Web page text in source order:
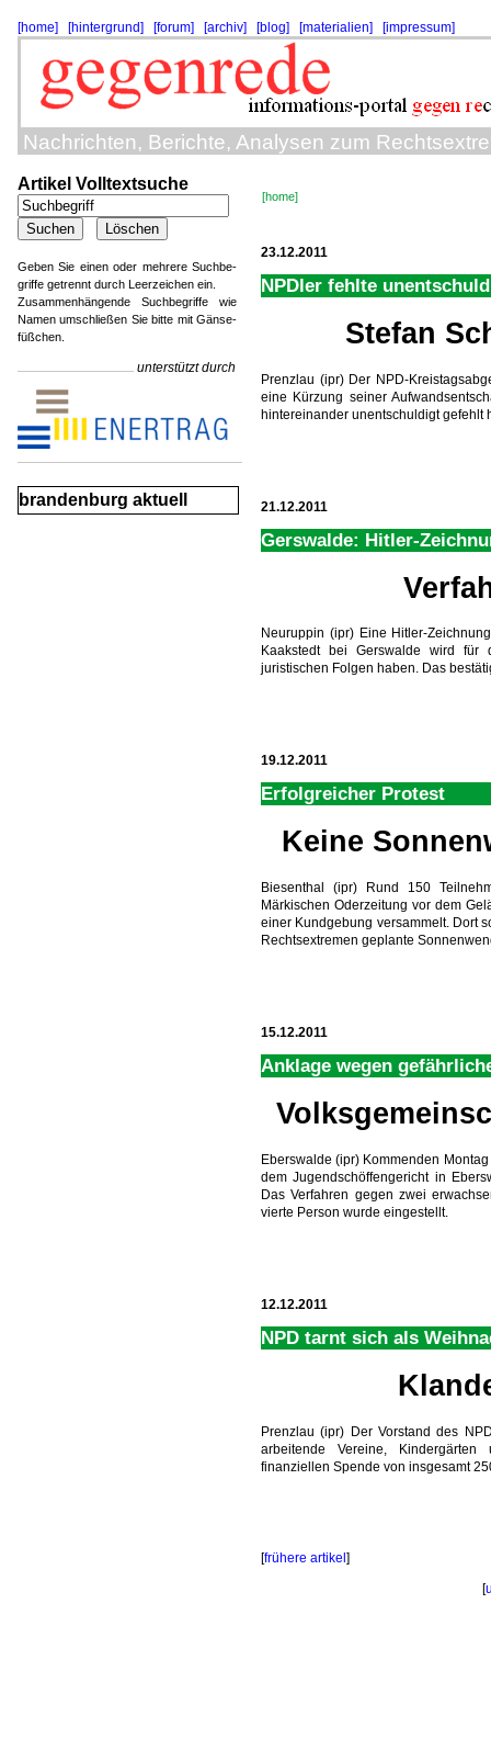
[home] [hintergrund] [forum] [archiv] [blog] [materialien] [impressum]
Nachrichten, Berichte, Analysen zum
Artikel Volltextsuche
Geben Sie einen oder mehrere Suchbe-
griffe getrennt durch Leerzeichen ein.
Zusammenhängende Suchbegriffe wie
Namen umschließen Sie bitte mit Gänse-
füßchen.
unterstützt durch
brandenburg aktuell
[home]
23.12.2011
NPDler fehlte
Stefan
Prenzlau (ipr) Der NPD-
eine Kürzung seiner
hintereinander unentschuldigt gefehlt
21.12.2011
Gerswalde: Hitler-
Neuruppin (ipr) Eine Hitler-
Kaakstedt bei Gerswalde wird
juristischen Folgen haben. Das
19.12.2011
Erfolgreicher Protest
Keine
Biesenthal (ipr) Rund 150
Märkischen Oderzeitung vor dem
einer Kundgebung versammelt. Dort
Rechtsextremen geplante
15.12.2011
Anklage wegen
Eberswalde (ipr) Kommenden
dem Jugendschöffengericht in
Das Verfahren gegen zwei
vierte Person wurde eingestellt.
12.12.2011
NPD tarnt sich als
Prenzlau (ipr) Der Vorstand des
arbeitende Vereine,
finanziellen Spende von insgesamt
[frühere artikel]
[